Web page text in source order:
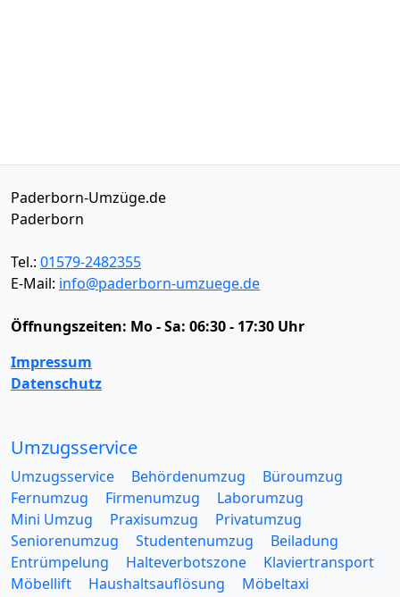
Paderborn-Umzüge.de
Paderborn
Tel.: 01579-2482355
E-Mail: info@paderborn-umzuege.de
Öffnungszeiten: Mo - Sa: 06:30 - 17:30 Uhr
Impressum
Datenschutz
Umzugsservice
Umzugsservice Behördenumzug
Büroumzug
Fernumzug
Firmenumzug
Laborumzug
Mini Umzug
Praxisumzug
Privatumzug
Seniorenumzug
Studentenumzug
Beiladung
Entrümpelung
Halteverbotszone
Klaviertransport
Möbellift
Haushaltsauflösung
Möbeltaxi